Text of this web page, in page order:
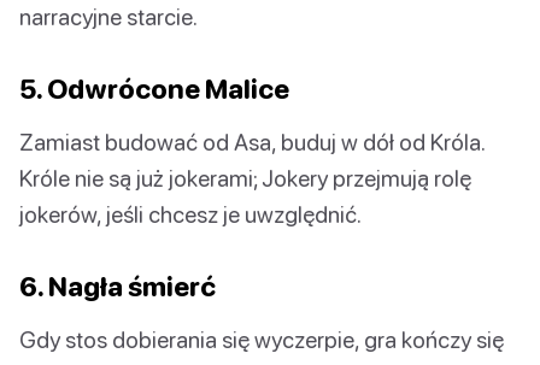
narracyjne starcie.
5. Odwrócone Malice
Zamiast budować od Asa, buduj w dół od Króla.
Króle nie są już jokerami; Jokery przejmują rolę
jokerów, jeśli chcesz je uwzględnić.
6. Nagła śmierć
Gdy stos dobierania się wyczerpie, gra kończy się